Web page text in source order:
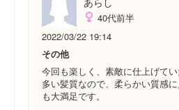
40代前半
2022/03/22 19:14
その他
今回も楽しく、素敵に仕上げて
多い髪質なので、柔らかい質感
も大満足です。